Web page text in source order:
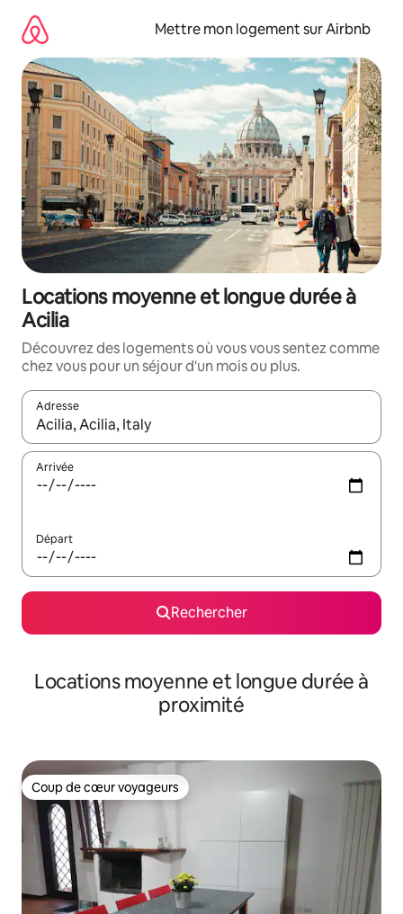
directement
contenu
Mettre mon logement sur Airbnb
Locations moyenne et longue durée à
Acilia
Découvrez des logements où vous vous sentez comme
chez vous pour un séjour d'un mois ou plus.
Adresse
Lorsque les résultats s'affichent, utilisez les flèches vers le
Arrivée
Départ
Rechercher
Locations moyenne et longue durée à
proximité
Coup de cœur voyageurs
Coup de cœur voyageurs